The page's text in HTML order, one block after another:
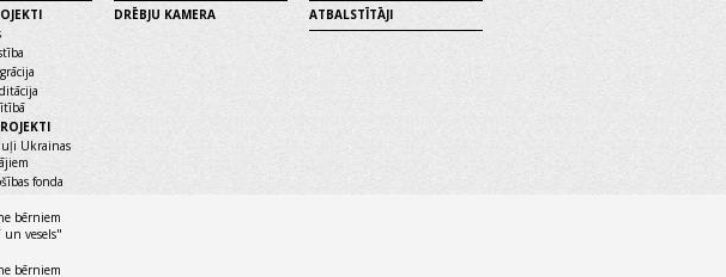
Ukrainas
fonda
bērniem
vesels"
bērniem
DRĒBJU KAMERA
ATBALSTĪTĀJI